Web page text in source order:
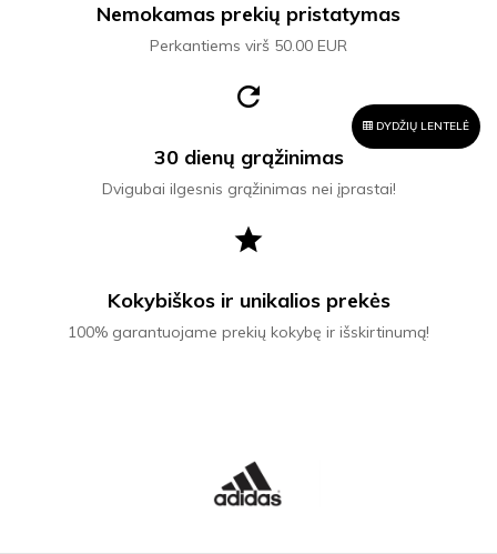
DYDŽIŲ LENTELĖ
Nemokamas prekių pristatymas
Perkantiems virš 50.00 EUR
refresh
30 dienų grąžinimas
Dvigubai ilgesnis grąžinimas nei įprastai!
star
Kokybiškos ir unikalios prekės
100% garantuojame prekių kokybę ir išskirtinumą!